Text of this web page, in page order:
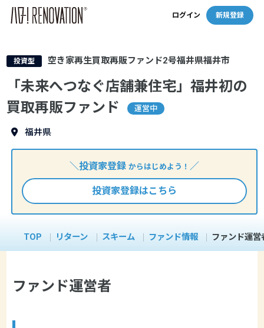
ログイン 新規登録
投資型 空き家再生買取再販ファンド2号福井県福井市
「未来へつなぐ店舗兼住宅」福井初の
買取再販ファンド
運営中
福井県
＼投資家登録 からはじめよう！ ／
投資家登録はこちら
TOP リターン スキーム ファンド情報 ファンド運営
ファンド運営者